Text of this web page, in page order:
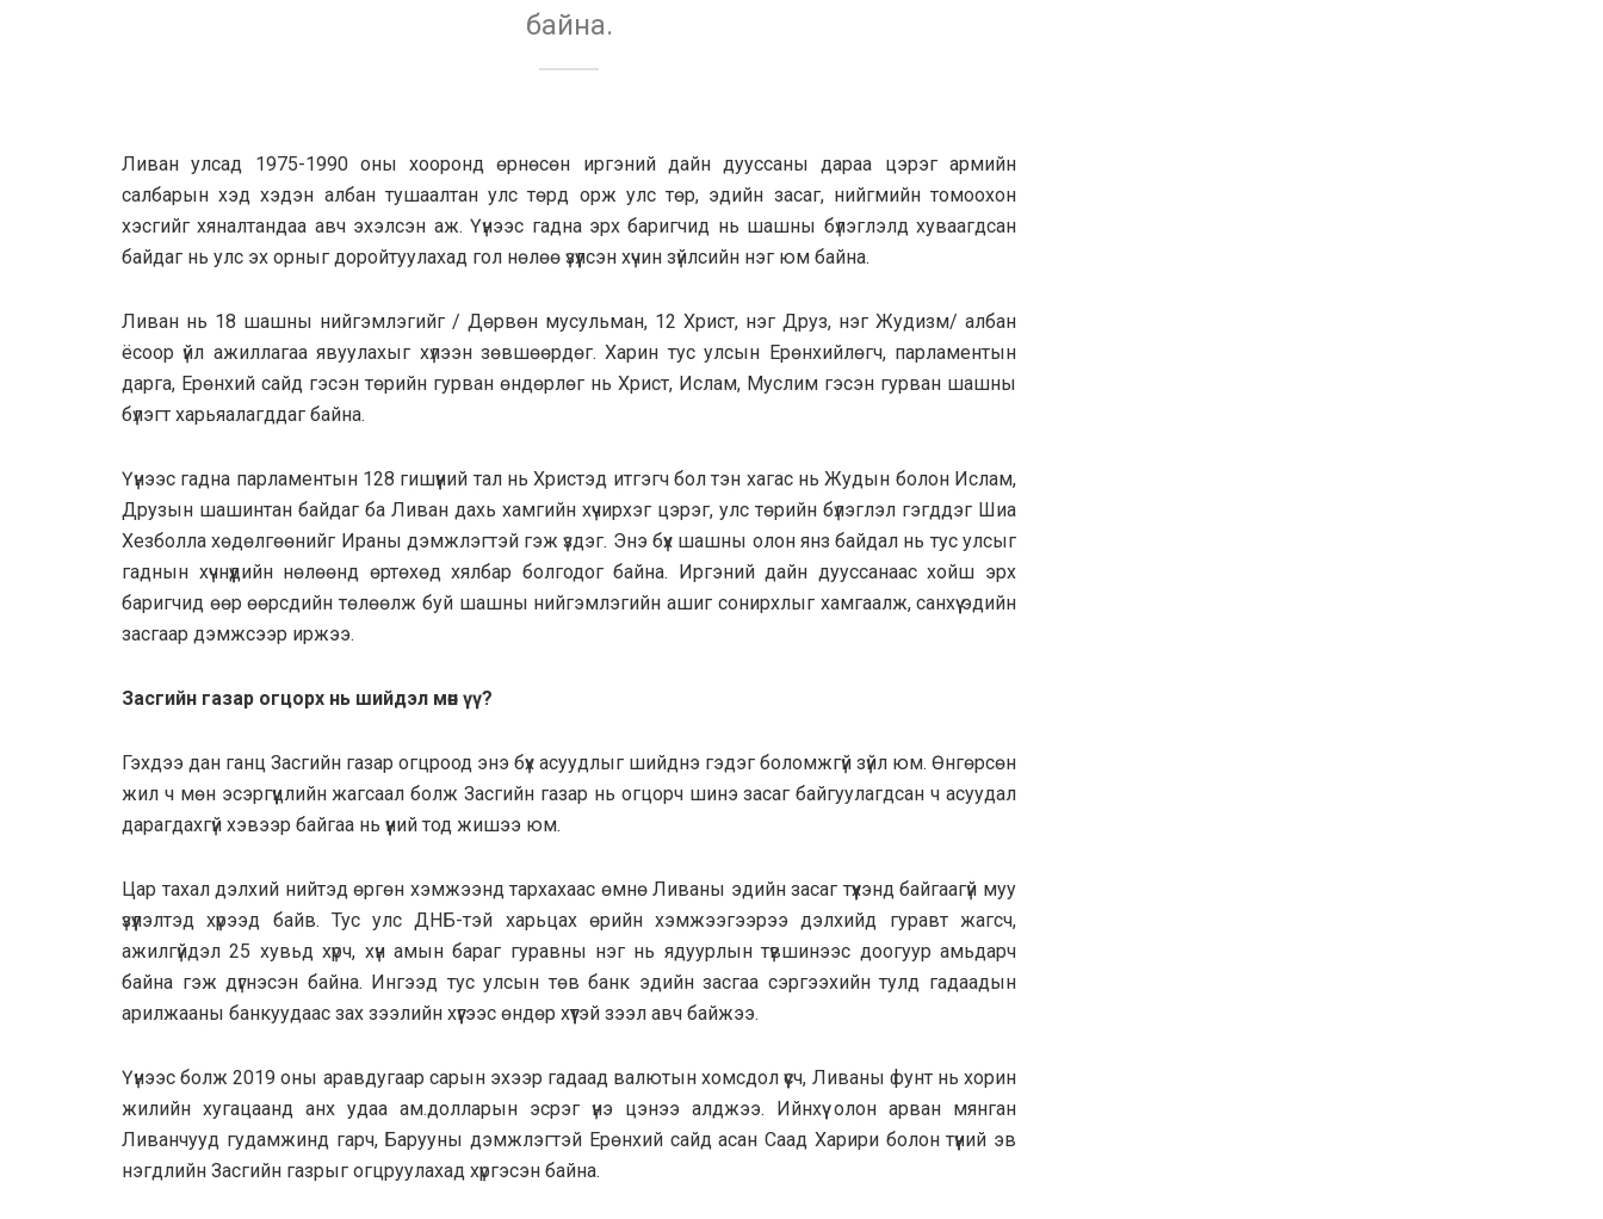
байна.
Ливан улсад 1975-1990 оны хооронд өрнөсөн иргэний дайн дууссаны дараа цэрэг армийн
салбарын хэд хэдэн албан тушаалтан улс төрд орж улс төр, эдийн засаг, нийгмийн томоохон
хэсгийг хяналтандаа авч эхэлсэн аж. Үүнээс гадна эрх баригчид нь шашны бүлэглэлд хуваагдсан
байдаг нь улс эх орныг доройтуулахад гол нөлөө үзүүлсэн хүчин зүйлсийн нэг юм байна.
Ливан нь 18 шашны нийгэмлэгийг / Дөрвөн мусульман, 12 Христ, нэг Друз, нэг Жудизм/ албан
ёсоор үйл ажиллагаа явуулахыг хүлээн зөвшөөрдөг. Харин тус улсын Ерөнхийлөгч, парламентын
дарга, Ерөнхий сайд гэсэн төрийн гурван өндөрлөг нь Христ, Ислам, Муслим гэсэн гурван шашны
бүлэгт харьяалагддаг байна.
Үүнээс гадна парламентын 128 гишүүний тал нь Христэд итгэгч бол тэн хагас нь Жудын болон Ислам,
Друзын шашинтан байдаг ба Ливан дахь хамгийн хүчирхэг цэрэг, улс төрийн бүлэглэл гэгддэг Шиа
Хезболла хөдөлгөөнийг Ираны дэмжлэгтэй гэж үздэг. Энэ бүх шашны олон янз байдал нь тус улсыг
гаднын хүчнүүдийн нөлөөнд өртөхөд хялбар болгодог байна. Иргэний дайн дууссанаас хойш эрх
баригчид өөр өөрсдийн төлөөлж буй шашны нийгэмлэгийн ашиг сонирхлыг хамгаалж, санхүү эдийн
засгаар дэмжсээр иржээ.
Засгийн газар огцорх нь шийдэл мөн үү?
Гэхдээ дан ганц Засгийн газар огцроод энэ бүх асуудлыг шийднэ гэдэг боломжгүй зүйл юм. Өнгөрсөн
жил ч мөн эсэргүүцлийн жагсаал болж Засгийн газар нь огцорч шинэ засаг байгуулагдсан ч асуудал
дарагдахгүй хэвээр байгаа нь үүний тод жишээ юм.
Цар тахал дэлхий нийтэд өргөн хэмжээнд тархахаас өмнө Ливаны эдийн засаг түүхэнд байгаагүй муу
үзүүлэлтэд хүрээд байв. Тус улс ДНБ-тэй харьцах өрийн хэмжээгээрээ дэлхийд гуравт жагсч,
ажилгүйдэл 25 хувьд хүрч, хүн амын бараг гуравны нэг нь ядуурлын түвшинээс доогуур амьдарч
байна гэж дүгнэсэн байна. Ингээд тус улсын төв банк эдийн засгаа сэргээхийн тулд гадаадын
арилжааны банкуудаас зах зээлийн хүүгээс өндөр хүүтэй зээл авч байжээ.
Үүнээс болж 2019 оны аравдугаар сарын эхээр гадаад валютын хомсдол үүсч, Ливаны фунт нь хорин
жилийн хугацаанд анх удаа ам.долларын эсрэг үнэ цэнээ алджээ. Ийнхүү олон арван мянган
Ливанчууд гудамжинд гарч, Барууны дэмжлэгтэй Ерөнхий сайд асан Саад Харири болон түүний эв
нэгдлийн Засгийн газрыг огцруулахад хүргэсэн байна.